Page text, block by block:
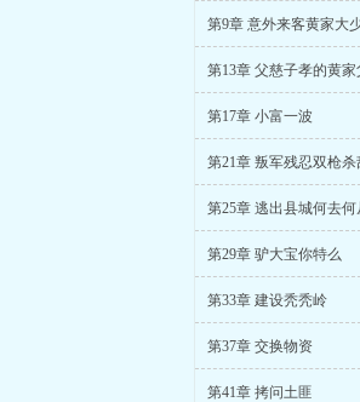
第9章 意外来客黄家大
第13章 父慈子孝的黄家
第17章 小富一波
第21章 叛军残忍双枪杀
第25章 逃出县城何去何
第29章 驴大宝你特么
第33章 建设秃秃岭
第37章 交换物资
第41章 拷问土匪